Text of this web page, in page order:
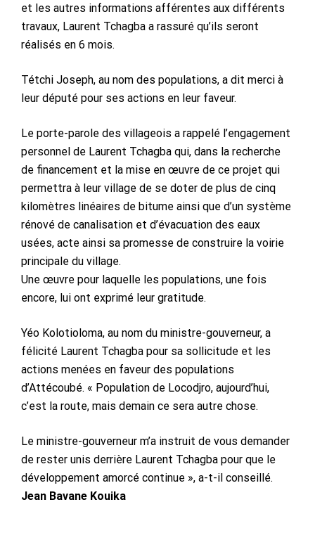
et les autres informations afférentes aux différents
travaux, Laurent Tchagba a rassuré qu’ils seront
réalisés en 6 mois.
Tétchi Joseph, au nom des populations, a dit merci à
leur député pour ses actions en leur faveur.
Le porte-parole des villageois a rappelé l’engagement
personnel de Laurent Tchagba qui, dans la recherche
de financement et la mise en œuvre de ce projet qui
permettra à leur village de se doter de plus de cinq
kilomètres linéaires de bitume ainsi que d’un système
rénové de canalisation et d’évacuation des eaux
usées, acte ainsi sa promesse de construire la voirie
principale du village.
Une œuvre pour laquelle les populations, une fois
encore, lui ont exprimé leur gratitude.
Yéo Kolotioloma, au nom du ministre-gouverneur, a
félicité Laurent Tchagba pour sa sollicitude et les
actions menées en faveur des populations
d’Attécoubé. « Population de Locodjro, aujourd’hui,
c’est la route, mais demain ce sera autre chose.
Le ministre-gouverneur m’a instruit de vous demander
de rester unis derrière Laurent Tchagba pour que le
développement amorcé continue », a-t-il conseillé.
Jean Bavane Kouika